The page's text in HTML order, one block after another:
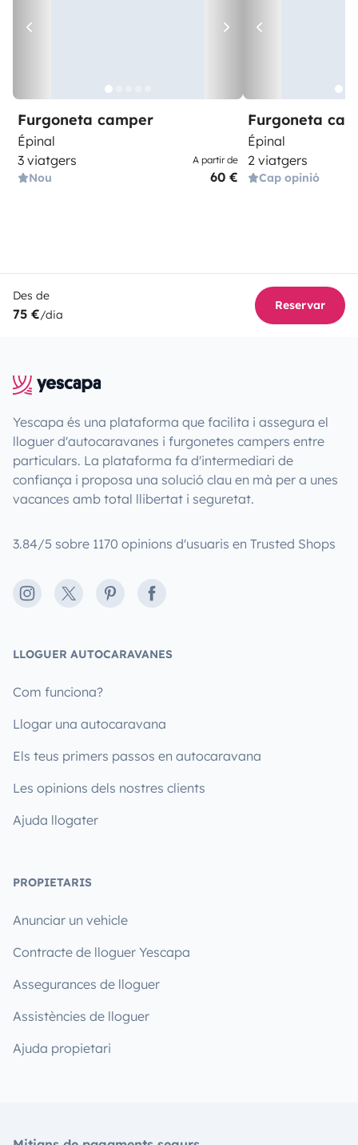
Furgoneta camper
Épinal
3 viatgers
Nou
A partir de
60 €
Furgoneta
Épinal
2 viatgers
Cap opinió
Des de
75 €/dia
Reservar
Yescapa és una plataforma que facilita i assegura el
lloguer d'autocaravanes i furgonetes campers entre
particulars. La plataforma fa d'intermediari de
confiança i proposa una solució clau en mà per a unes
vacances amb total llibertat i seguretat.
3.84/5 sobre 1170 opinions d'usuaris en Trusted Shops
Instagram
X PinterestFacebook
LLOGUER AUTOCARAVANES
Com funciona?
Llogar una autocaravana
Els teus primers passos en autocaravana
Les opinions dels nostres clients
Ajuda llogater
PROPIETARIS
Anunciar un vehicle
Contracte de lloguer Yescapa
Assegurances de lloguer
Assistències de lloguer
Ajuda propietari